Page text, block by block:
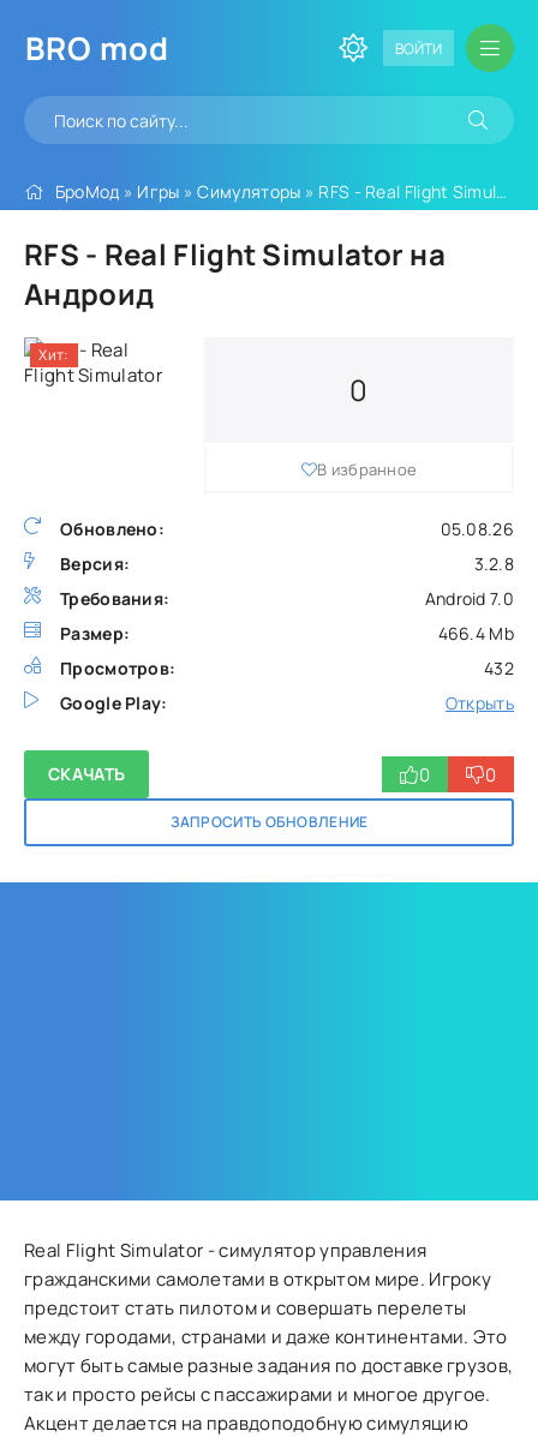
BRO mod ВОЙТИ
БроМод » Игры »Симуляторы » RFS - Real Flight Simulator
RFS - Real Flight Simulator на
Андроид
Обновлено:
05.08.26
Версия:
3.2.8
Требования:
Android 7.0
Размер:
466.4 Mb
Просмотров:
432
Google Play:
Открыть
0
В избранное
СКАЧАТЬ
ЗАПРОСИТЬ ОБНОВЛЕНИЕ
0 0
Хит:
Real Flight Simulator - симулятор управления
гражданскими самолетами в открытом мире. Игроку
предстоит стать пилотом и совершать перелеты
между городами, странами и даже континентами. Это
могут быть самые разные задания по доставке грузов,
так и просто рейсы с пассажирами и многое другое.
Акцент делается на правдоподобную симуляцию